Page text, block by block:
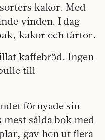
kakor. Med
vinden. I dag
kakor och tårtor.
kaffebröd. Ingen
till
förnyade sin
sålda bok med
gav hon ut flera